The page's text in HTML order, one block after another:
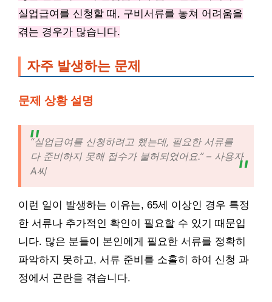
실업급여를 신청할 때, 구비서류를 놓쳐 어려움을
겪는 경우가 많습니다.
자주 발생하는 문제
문제 상황 설명
“실업급여를 신청하려고 했는데, 필요한 서류를
다 준비하지 못해 접수가 불허되었어요.” – 사용자
A씨
이런 일이 발생하는 이유는, 65세 이상인 경우 특정
한 서류나 추가적인 확인이 필요할 수 있기 때문입
니다. 많은 분들이 본인에게 필요한 서류를 정확히
파악하지 못하고, 서류 준비를 소홀히 하여 신청 과
정에서 곤란을 겪습니다.